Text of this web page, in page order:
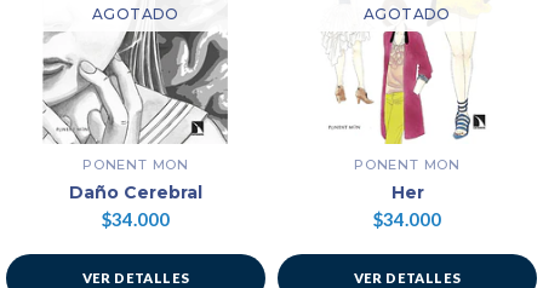
AGOTADO
PONENT MON
Daño Cerebral
$34.000
VER DETALLES
AGOTADO
PONENT MON
Her
$34.000
VER DETALLES